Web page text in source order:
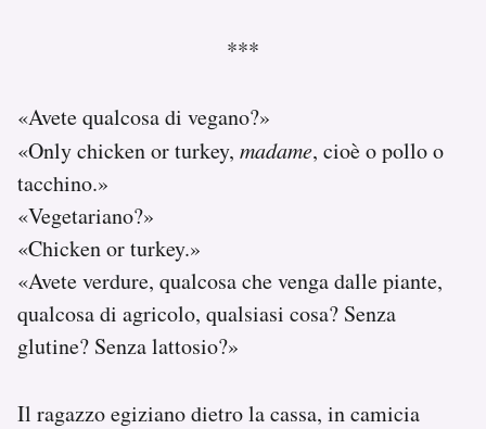
***
«Avete qualcosa di vegano?»
«Only chicken or turkey, madame, cioè o pollo o
tacchino.»
«Vegetariano?»
«Chicken or turkey.»
«Avete verdure, qualcosa che venga dalle piante,
qualcosa di agricolo, qualsiasi cosa? Senza
glutine? Senza lattosio?»
Il ragazzo egiziano dietro la cassa, in camicia